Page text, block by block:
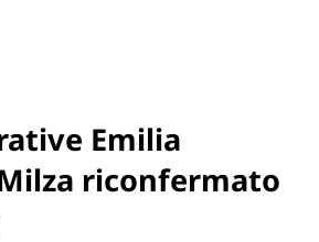
Emilia
riconfermato